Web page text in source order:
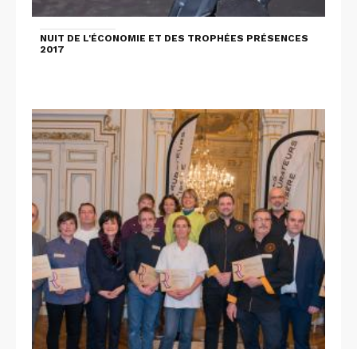
NUIT DE L'ÉCONOMIE ET DES TROPHÉES PRÉSENCES
2017